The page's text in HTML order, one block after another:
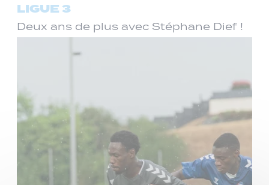
LIGUE 3
Deux ans de plus avec Stéphane Dief !